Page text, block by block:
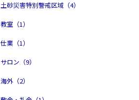
土砂災害特別警戒区域（4）
教室（1）
仕業（1）
サロン（9）
海外（2）